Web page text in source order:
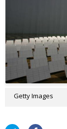
Getty Images